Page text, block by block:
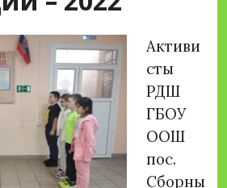
Активи
сты
РДШ
ГБОУ
ООШ
пос.
Сборны